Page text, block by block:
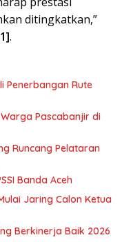
ditingkatkan,”
.
Penerbangan Rute
Pascabanjir di
Runcang Pelataran
Banda Aceh
Jaring Calon Ketua
Berkinerja Baik 2026